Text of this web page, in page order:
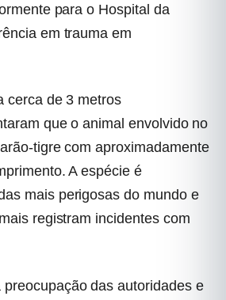
para o Hospital da
em trauma em
cerca de 3 metros
que o animal envolvido no
tigre com aproximadamente
A espécie é
mais perigosas do mundo e
registram incidentes com
das autoridades e